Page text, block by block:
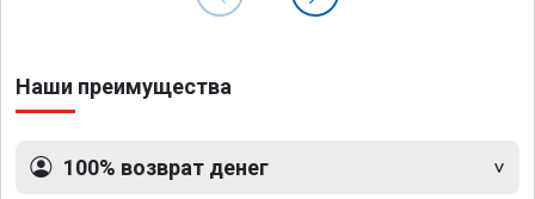
Наши преимущества
100% возврат денег